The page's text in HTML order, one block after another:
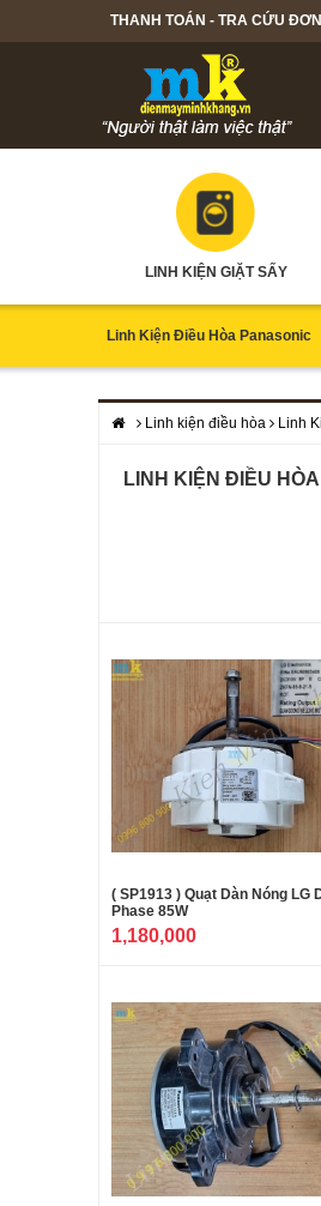
THANH TOÁN - TRA CỨU
LINH KIỆN GIẶT SẤY
Linh Kiện Điều Hòa Panasonic
Linh kiện điều hòa Linh
LINH KIỆN ĐIỀU
( SP1913 ) Quạt Dàn Nóng LG
Phase 85W
1,180,000